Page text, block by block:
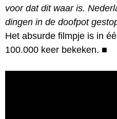
voor dat dit waar is.
dingen in de doofpot
Het absurde filmpje is in
100.000 keer bekeken. ■